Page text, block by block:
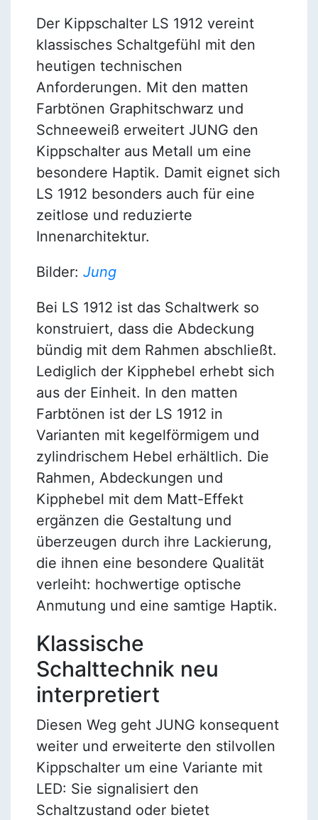
Der Kippschalter LS 1912 vereint
klassisches Schaltgefühl mit den
heutigen technischen
Anforderungen. Mit den matten
Farbtönen Graphitschwarz und
Schneeweiß erweitert JUNG den
Kippschalter aus Metall um eine
besondere Haptik. Damit eignet sich
LS 1912 besonders auch für eine
zeitlose und reduzierte
Innenarchitektur.
Bilder: Jung
Bei LS 1912 ist das Schaltwerk so
konstruiert, dass die Abdeckung
bündig mit dem Rahmen abschließt.
Lediglich der Kipphebel erhebt sich
aus der Einheit. In den matten
Farbtönen ist der LS 1912 in
Varianten mit kegelförmigem und
zylindrischem Hebel erhältlich. Die
Rahmen, Abdeckungen und
Kipphebel mit dem Matt-Effekt
ergänzen die Gestaltung und
überzeugen durch ihre Lackierung,
die ihnen eine besondere Qualität
verleiht: hochwertige optische
Anmutung und eine samtige Haptik.
Klassische
Schalttechnik neu
interpretiert
Diesen Weg geht JUNG konsequent
weiter und erweiterte den stilvollen
Kippschalter um eine Variante mit
LED: Sie signalisiert den
Schaltzustand oder bietet